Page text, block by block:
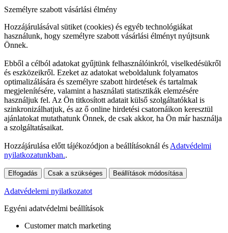
Személyre szabott vásárlási élmény
Hozzájárulásával sütiket (cookies) és egyéb technológiákat
használunk, hogy személyre szabott vásárlási élményt nyújtsunk
Önnek.
Ebből a célból adatokat gyűjtünk felhasználóinkról, viselkedésükről
és eszközeikről. Ezeket az adatokat weboldalunk folyamatos
optimalizálására és személyre szabott hirdetések és tartalmak
megjelenítésére, valamint a használati statisztikák elemzésére
használjuk fel. Az Ön titkosított adatait külső szolgáltatókkal is
szinkronizálhatjuk, és az ő online hirdetési csatornáikon keresztül
ajánlatokat mutathatunk Önnek, de csak akkor, ha Ön már használja
a szolgáltatásaikat.
Hozzájárulása előtt tájékozódjon a beállításoknál és Adatvédelmi
nyilatkozatunkban..
Elfogadás Csak a szükséges Beállítások módosítása
Adatvédelemi nyilatkozatot
Egyéni adatvédelmi beállítások
Customer match marketing